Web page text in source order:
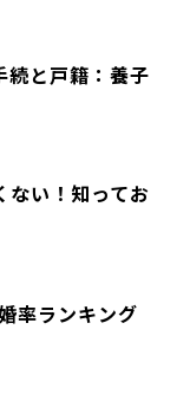
続と戸籍：養子
ない！知ってお
率ランキング